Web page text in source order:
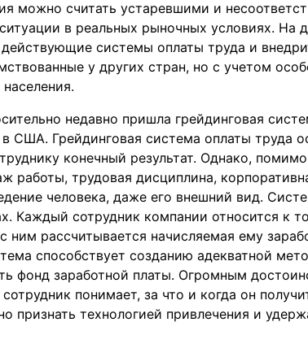
можно считать устаревшими и
в реальных рыночных условиях. На
системы оплаты труда и
у других стран, но с учетом
недавно пришла грейдинговая
в США. Грейдинговая система оплаты труда
конечный результат. Однако,
работы, трудовая дисциплина,
человека, даже его внешний вид.
Каждый сотрудник компании относится к
ним рассчитывается начисляемая ему
способствует созданию адекватной
фонд заработной платы. Огромным
сотрудник понимает, за что и когда он
признать технологией привлечения и